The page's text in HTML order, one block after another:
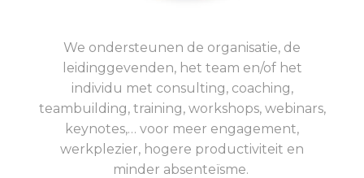
We ondersteunen de organisatie, de
leidinggevenden, het team en/of het
individu met consulting, coaching,
teambuilding, training, workshops, webinars,
keynotes,… voor meer engagement,
werkplezier, hogere productiviteit en
minder absenteïsme.